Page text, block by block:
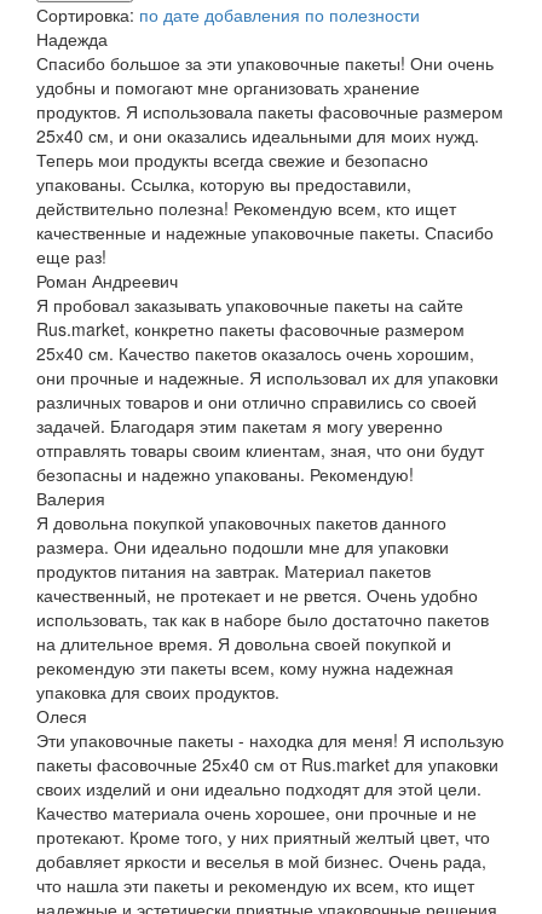
Сортировка: по дате добавления по полезности
Надежда
Спасибо большое за эти упаковочные пакеты! Они очень
удобны и помогают мне организовать хранение
продуктов. Я использовала пакеты фасовочные размером
25х40 см, и они оказались идеальными для моих нужд.
Теперь мои продукты всегда свежие и безопасно
упакованы. Ссылка, которую вы предоставили,
действительно полезна! Рекомендую всем, кто ищет
качественные и надежные упаковочные пакеты. Спасибо
еще раз!
Роман Андреевич
Я пробовал заказывать упаковочные пакеты на сайте
Rus.market, конкретно пакеты фасовочные размером
25х40 см. Качество пакетов оказалось очень хорошим,
они прочные и надежные. Я использовал их для упаковки
различных товаров и они отлично справились со своей
задачей. Благодаря этим пакетам я могу уверенно
отправлять товары своим клиентам, зная, что они будут
безопасны и надежно упакованы. Рекомендую!
Валерия
Я довольна покупкой упаковочных пакетов данного
размера. Они идеально подошли мне для упаковки
продуктов питания на завтрак. Материал пакетов
качественный, не протекает и не рвется. Очень удобно
использовать, так как в наборе было достаточно пакетов
на длительное время. Я довольна своей покупкой и
рекомендую эти пакеты всем, кому нужна надежная
упаковка для своих продуктов.
Олеся
Эти упаковочные пакеты - находка для меня! Я использую
пакеты фасовочные 25х40 см от Rus.market для упаковки
своих изделий и они идеально подходят для этой цели.
Качество материала очень хорошее, они прочные и не
протекают. Кроме того, у них приятный желтый цвет, что
добавляет яркости и веселья в мой бизнес. Очень рада,
что нашла эти пакеты и рекомендую их всем, кто ищет
надежные и эстетически приятные упаковочные решения.